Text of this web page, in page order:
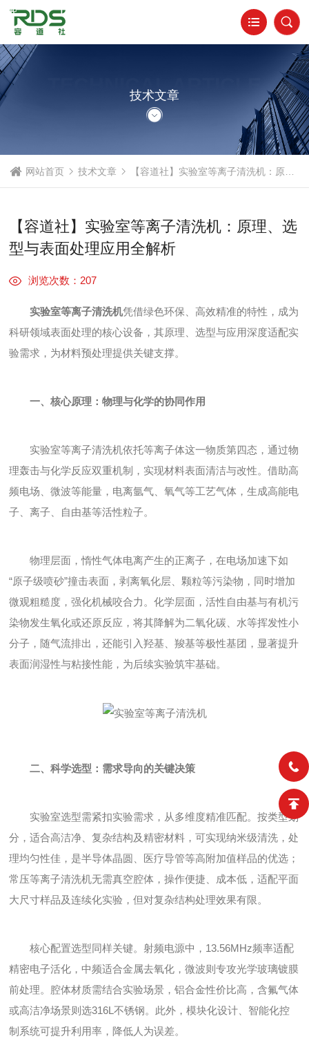
TECHNICAL ARTICLE
技术文章
网站首页 技术文章 【容道社】实验室等离子清洗机：原理、选型与表面处理应用全解析
【容道社】实验室等离子清洗机：原理、选
型与表面处理应用全解析
浏览次数：207
实验室等离子清洗机凭借绿色环保、高效精准的特性，成为
科研领域表面处理的核心设备，其原理、选型与应用深度适配实
验需求，为材料预处理提供关键支撑。
一、核心原理：物理与化学的协同作用
实验室等离子清洗机依托等离子体这一物质第四态，通过物
理轰击与化学反应双重机制，实现材料表面清洁与改性。借助高
频电场、微波等能量，电离氩气、氧气等工艺气体，生成高能电
子、离子、自由基等活性粒子。
物理层面，惰性气体电离产生的正离子，在电场加速下如
“原子级喷砂”撞击表面，剥离氧化层、颗粒等污染物，同时增加
微观粗糙度，强化机械咬合力。化学层面，活性自由基与有机污
染物发生氧化或还原反应，将其降解为二氧化碳、水等挥发性小
分子，随气流排出，还能引入羟基、羧基等极性基团，显著提升
表面润湿性与粘接性能，为后续实验筑牢基础。
二、科学选型：需求导向的关键决策
实验室选型需紧扣实验需求，从多维度精准匹配。按类型划
分，适合高洁净、复杂结构及精密材料，可实现纳米级清洗，处
理均匀性佳，是半导体晶圆、医疗导管等高附加值样品的优选；
常压等离子清洗机无需真空腔体，操作便捷、成本低，适配平面
大尺寸样品及连续化实验，但对复杂结构处理效果有限。
核心配置选型同样关键。射频电源中，13.56MHz频率适配
精密电子活化，中频适合金属去氧化，微波则专攻光学玻璃镀膜
前处理。腔体材质需结合实验场景，铝合金性价比高，含氟气体
或高洁净场景则选316L不锈钢。此外，模块化设计、智能化控
制系统可提升利用率，降低人为误差。